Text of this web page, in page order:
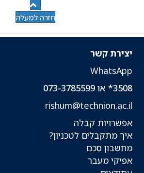
חזרה למעלה
יצירת קשר
WhatsApp
3508* או 073-3785599
rishum@technion.ac.il
אפשרויות קבלה
איך מתקבלים לטכניון?
מחשבון סכם
אפיקי מעבר